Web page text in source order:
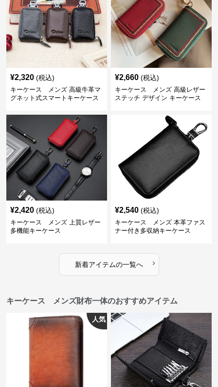
¥2,320 (税込)
キーケース メンズ 高級牛革マ
グネット式スマートキーケース
¥2,660 (税込)
キーケース メンズ 高級レザー
ステッチ デザイン キーケース
¥2,420 (税込)
キーケース メンズ 上質レザー
多機能キーケース
¥2,540 (税込)
キーケース メンズ 本革ファス
ナー付き多収納キーケース
新着アイテムの一覧へ ›
キーケース メンズ財布一体のおすすめアイテム
人気